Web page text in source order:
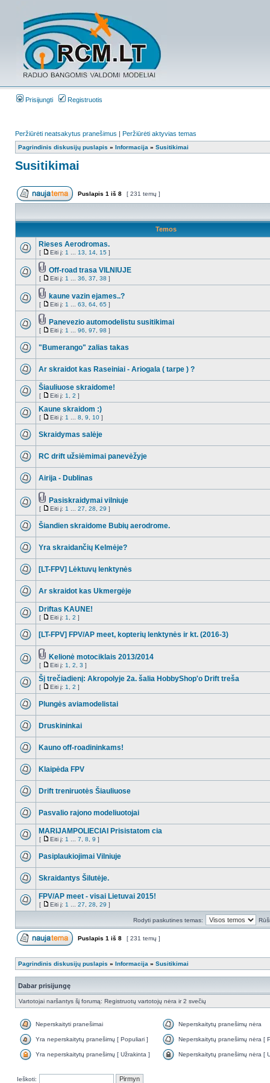
Prisijungti Registruotis
Peržiūrėti neatsakytus pranešimus | Peržiūrėti aktyvias temas
Pagrindinis diskusijų puslapis » Informacija » Susitikimai
Susitikimai
Puslapis 1 iš 8 [ 231 temų ]
Temos
Rieses Aerodromas.
[ Eiti į: 1 13 14 15 ]
Off-road trasa VILNIUJE
[ Eiti į: 1 36 37 38 ]
kaune vazin ejames..?
[ Eiti į: 1 63 64 65 ]
Panevezio automodelistu susitikimai
[ Eiti į: 1 96 97 98 ]
"Bumerango" zalias takas
Ar skraidot kas Raseiniai - Ariogala ( tarpe ) ?
Šiauliuose skraidome!
[ Eiti į: 1 2 ]
Kaune skraidom :)
[ Eiti į: 1 8 9 10 ]
Skraidymas salėje
RC drift užsiėmimai panevėžyje
Airija - Dublinas
Pasiskraidymai vilniuje
[ Eiti į: 1 27 28 29 ]
Šiandien skraidome Bubių aerodrome.
Yra skraidančių Kelmėje?
[LT-FPV] Lėktuvų lenktynės
Ar skraidot kas Ukmergėje
Driftas KAUNE!
[ Eiti į: 1 2 ]
[LT-FPV] FPV/AP meet, kopterių lenktynės ir kt. (2016-3)
Kelionė motociklais 2013/2014
[ Eiti į: 1 2 3 ]
Šį trečiadienį: Akropolyje 2a. šalia HobbyShop'o Drift treša
[ Eiti į: 1 2 ]
Plungės aviamodelistai
Druskininkai
Kauno off-roadininkams!
Klaipėda FPV
Drift treniruotės Šiauliuose
Pasvalio rajono modeliuotojai
MARIJAMPOLIECIAI Prisistatom cia
[ Eiti į: 1 7 8 9 ]
Pasiplaukiojimai Vilniuje
Skraidantys Šilutėje.
FPV/AP meet - visai Lietuvai 2015!
[ Eiti į: 1 27 28 29 ]
Rodyti paskutines temas:
Puslapis 1 iš 8 [ 231 temų ]
Pagrindinis diskusijų puslapis » Informacija » Susitikimai
Dabar prisijungę
Vartotojai naršantys šį forumą: Registruotų vartotojų nėra ir 2 svečių
Neperskaityti pranešimai Neperskaitytų pranešimų nėra
Yra neperskaitytų pranešimų [ Populiari ] Neperskaitytų pranešimų nėra [
Yra neperskaitytų pranešimų [ Užrakinta ] Neperskaitytų pranešimų nėra [
Ieškoti: